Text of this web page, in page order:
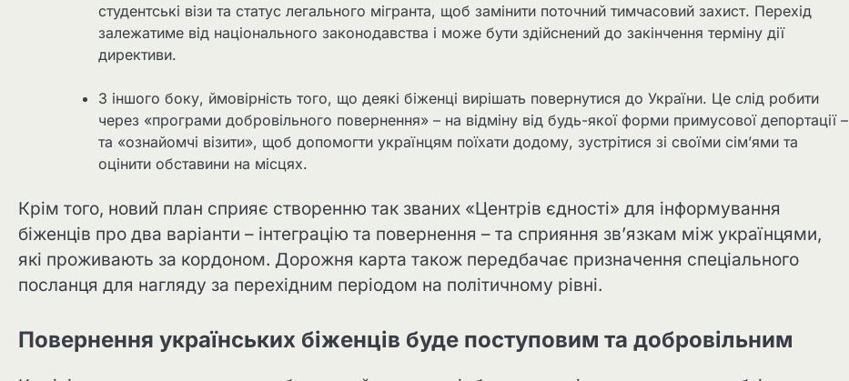
студентські візи та статус легального мігранта, щоб замінити поточний тимчасовий захист. Перехід
залежатиме від національного законодавства і може бути здійснений до закінчення терміну дії
директиви.
З іншого боку, ймовірність того, що деякі біженці вирішать повернутися до України. Це слід робити
через «програми добровільного повернення» – на відміну від будь-якої форми примусової депортації –
та «ознайомчі візити», щоб допомогти українцям поїхати додому, зустрітися зі своїми сім’ями та
оцінити обставини на місцях.
Крім того, новий план сприяє створенню так званих «Центрів єдності» для інформування
біженців про два варіанти – інтеграцію та повернення – та сприяння зв’язкам між українцями,
які проживають за кордоном. Дорожня карта також передбачає призначення спеціального
посланця для нагляду за перехідним періодом на політичному рівні.
Повернення українських біженців буде поступовим та добровільним